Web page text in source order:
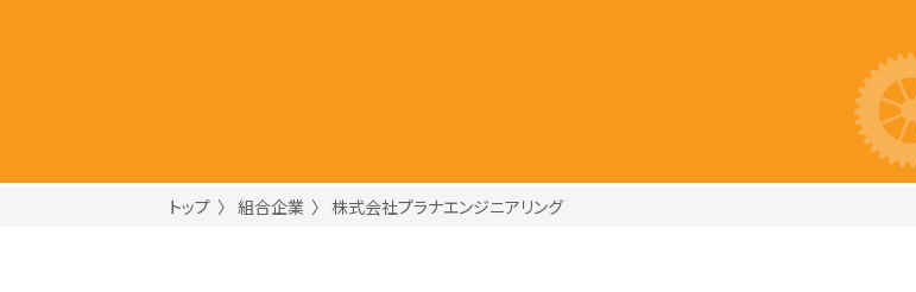
トップ 組合企業 株式会社プラナエンジニアリング